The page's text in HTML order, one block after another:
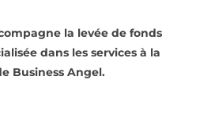
la levée de fonds
dans les services à la
Business Angel.